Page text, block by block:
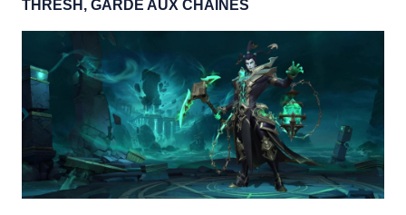
THRESH, GARDE AUX CHAÎNES